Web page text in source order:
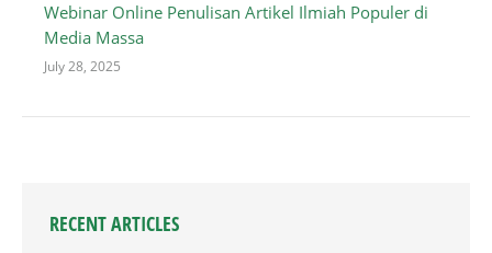
Webinar Online Penulisan Artikel Ilmiah Populer di
Media Massa
July 28, 2025
RECENT ARTICLES